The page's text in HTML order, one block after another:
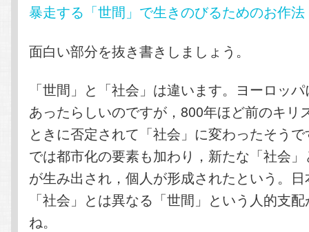
暴走する「世間」で生きのびるためのお作法
面白い部分を抜き書きしましょう。
「世間」と「社会」は違います。ヨーロッ
あったらしいのですが，800年ほど前のキリ
ときに否定されて「社会」に変わったそう
では都市化の要素も加わり，新たな「社会
が生み出され，個人が形成されたという。
「社会」とは異なる「世間」という人的支
ね。